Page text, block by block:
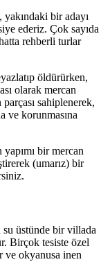
yakındaki bir adayı
ederiz. Çok sayıda
rehberli turlar
öldürürken,
olarak mercan
sahiplenerek,
ve korunmasına
bir mercan
(umarız) bir
üstünde bir villada
Birçok tesiste özel
ve okyanusa inen